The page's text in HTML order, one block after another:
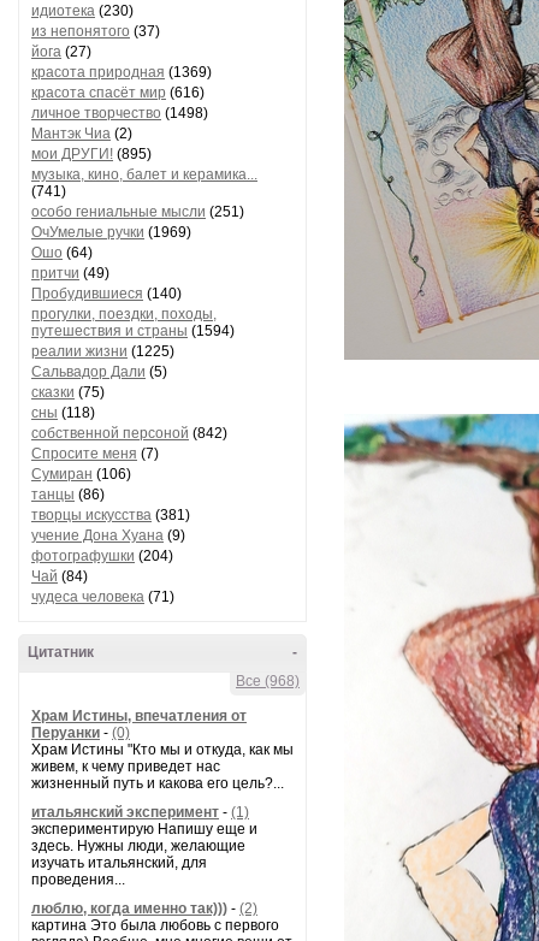
идиотека (230)
из непонятого (37)
йога (27)
красота природная (1369)
красота спасёт мир (616)
личное творчество (1498)
Мантэк Чиа (2)
мои ДРУГИ! (895)
музыка, кино, балет и керамика...
(741)
особо гениальные мысли (251)
ОчУмелые ручки (1969)
Ошо (64)
притчи (49)
Пробудившиеся (140)
прогулки, поездки, походы,
путешествия и страны (1594)
реалии жизни (1225)
Сальвадор Дали (5)
сказки (75)
сны (118)
собственной персоной (842)
Спросите меня (7)
Сумиран (106)
танцы (86)
творцы искусства (381)
учение Дона Хуана (9)
фотографушки (204)
Чай (84)
чудеса человека (71)
-
Цитатник
Все (968)
Храм Истины, впечатления от
Перуанки - (0)
Храм Истины "Кто мы и откуда, как мы
живем, к чему приведет нас
жизненный путь и какова его цель?...
итальянский эксперимент - (1)
экспериментирую Напишу еще и
здесь. Нужны люди, желающие
изучать итальянский, для
проведения...
люблю, когда именно так))) - (2)
картина Это была любовь с первого